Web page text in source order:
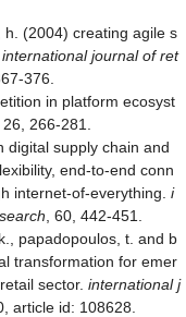
(2004) creating agile s
international journal of ret
376.
in platform ecosyst
, 26, 266-281.
digital supply chain and
end-to-end conn
internet-of-everything. i
, 60, 442-451.
papadopoulos, t. and b
transformation for emer
sector. international j
article id: 108628.